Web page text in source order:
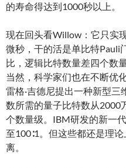
的寿命得达到1000秒以上。
现在回头看Willow：它只实
微秒，干的活是单比特Pauli
比，逻辑比特数量差四个数
当然，科学家们也在不断优
雷格·吉德尼提出一种新型
数所需的量子比特数从2000
个数量级。IBM研发的新一
至100∶1。但这些都还是理
离。